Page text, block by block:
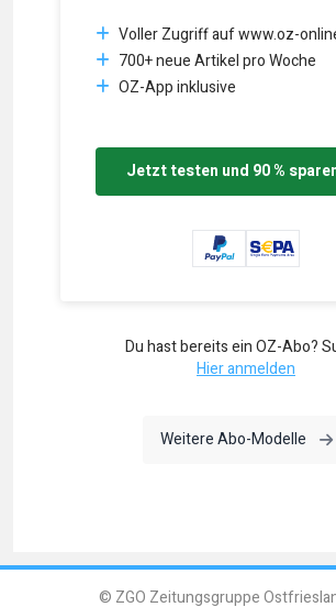
Voller Zugriff auf www.oz-
700+ neue Artikel pro Woche
OZ-App inklusive
Jetzt testen und 90 %
Du hast bereits ein OZ-Abo?
Hier anmelden
Weitere Abo-Modelle
© ZGO Zeitungsgruppe